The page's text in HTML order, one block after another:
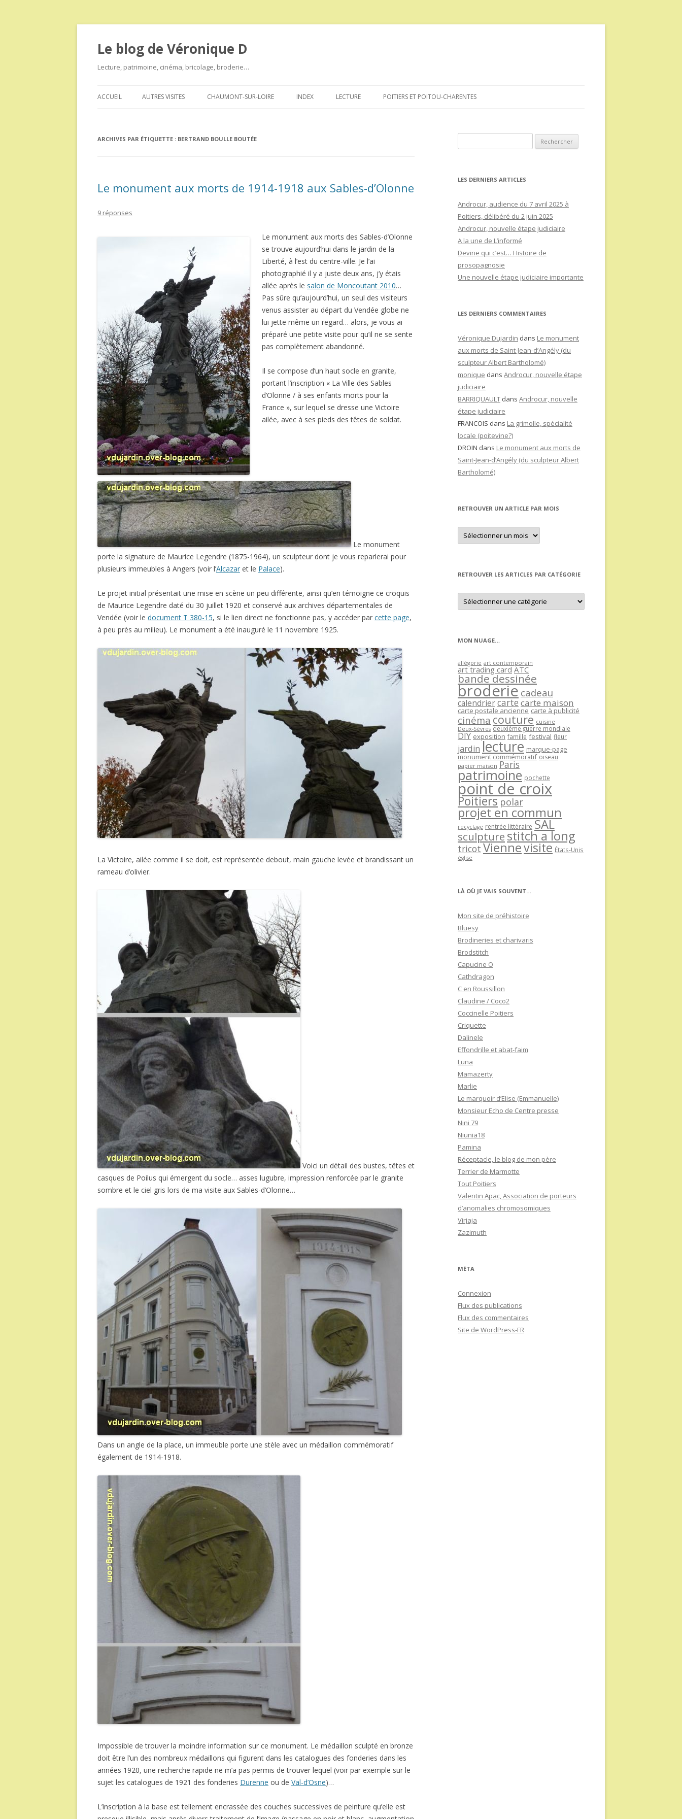
Le blog de Véronique D
Lecture, patrimoine, cinéma, bricolage, broderie…
au
ACCUEIL AUTRES VISITES CHAUMONT-SUR-LOIRE INDEX LECTURE POITIERS ET POITOU-CHARENTES
ARCHIVES PAR ÉTIQUETTE : BERTRAND BOULLE BOUTÉE
Le monument aux morts de 1914-1918 aux Sables-d’Olonne
9 réponses
Le monument aux morts des Sables-d’Olonne
se trouve aujourd’hui dans le jardin de la
Liberté, à l’est du centre-ville. Je l’ai
photographié il y a juste deux ans, j’y étais
allée après le salon de Moncoutant 2010…
Pas sûre qu’aujourd’hui, un seul des visiteurs
venus assister au départ du Vendée globe ne
lui jette même un regard… alors, je vous ai
préparé une petite visite pour qu’il ne se sente
pas complètement abandonné.
Il se compose d’un haut socle en granite,
portant l’inscription « La Ville des Sables
d’Olonne / à ses enfants morts pour la
France », sur lequel se dresse une Victoire
ailée, avec à ses pieds des têtes de soldat.
Le monument
porte la signature de Maurice Legendre (1875-1964), un sculpteur dont je vous reparlerai pour
plusieurs immeubles à Angers (voir l’Alcazar et le Palace).
Le projet initial présentait une mise en scène un peu différente, ainsi qu’en témoigne ce croquis
de Maurice Legendre daté du 30 juillet 1920 et conservé aux archives départementales de
Vendée (voir le document T 380-15, si le lien direct ne fonctionne pas, y accéder par cette page,
à peu près au milieu). Le monument a été inauguré le 11 novembre 1925.
La Victoire, ailée comme il se doit, est représentée debout, main gauche levée et brandissant un
rameau d’olivier.
Voici un détail des bustes, têtes et
casques de Poilus qui émergent du socle… asses lugubre, impression renforcée par le granite
sombre et le ciel gris lors de ma visite aux Sables-d’Olonne…
Dans un angle de la place, un immeuble porte une stèle avec un médaillon commémoratif
également de 1914-1918.
Impossible de trouver la moindre information sur ce monument. Le médaillon sculpté en bronze
doit être l’un des nombreux médaillons qui figurent dans les catalogues des fonderies dans les
années 1920, une recherche rapide ne m’a pas permis de trouver lequel (voir par exemple sur le
sujet les catalogues de 1921 des fonderies Durenne ou de Val-d’Osne)…
L’inscription à la base est tellement encrassée des couches successives de peinture qu’elle est
LES DERNIERS ARTICLES
Androcur, audience du 7 avril 2025 à
Poitiers, délibéré du 2 juin 2025
Androcur, nouvelle étape judiciaire
A la une de L’informé
Devine qui c’est… Histoire de
prosopagnosie
Une nouvelle étape judiciaire importante
LES DERNIERS COMMENTAIRES
Véronique Dujardin dans Le monument
aux morts de Saint-Jean-d’Angély (du
sculpteur Albert Bartholomé)
monique dans Androcur, nouvelle étape
judiciaire
BARRIQUAULT dans Androcur, nouvelle
étape judiciaire
FRANCOIS dans La grimolle, spécialité
locale (poitevine?)
DROIN dans Le monument aux morts de
Saint-Jean-d’Angély (du sculpteur Albert
Bartholomé)
RETROUVER UN ARTICLE PAR MOIS
Retrouver
un
article
RETROUVER LES ARTICLES PAR CATÉGORIE
Retrouver
les
articles
MON NUAGE…
allégorie art contemporain
art trading card ATC
bande dessinée
broderie cadeau
calendriercartecarte maison
carte postale ancienne carte à publicité
cinéma couture cuisine
Deux-Sèvres deuxième guerre mondiale
DIY exposition famille festival fleur
jardin lecture marque-page
monument commémoratif oiseau
papier maison Paris
patrimoine pochette
point de croix
Poitiers polar
projet en commun
recyclage rentrée littéraire SAL
sculpture stitch a long
tricot Viennevisite États-Unis
église
LÀ OÙ JE VAIS SOUVENT…
Mon site de préhistoire
Bluesy
Brodineries et charivaris
Brodstitch
Capucine O
Cathdragon
C en Roussillon
Claudine / Coco2
Coccinelle Poitiers
Criquette
Dalinele
Effondrille et abat-faim
Luna
Mamazerty
Marlie
Le marquoir d’Elise (Emmanuelle)
Monsieur Echo de Centre presse
Nini 79
Niunia18
Pamina
Réceptacle, le blog de mon père
Terrier de Marmotte
Tout Poitiers
Valentin Apac, Association de porteurs
d’anomalies chromosomiques
Virjaja
Zazimuth
MÉTA
Connexion
Flux des publications
Flux des commentaires
Site de WordPress-FR